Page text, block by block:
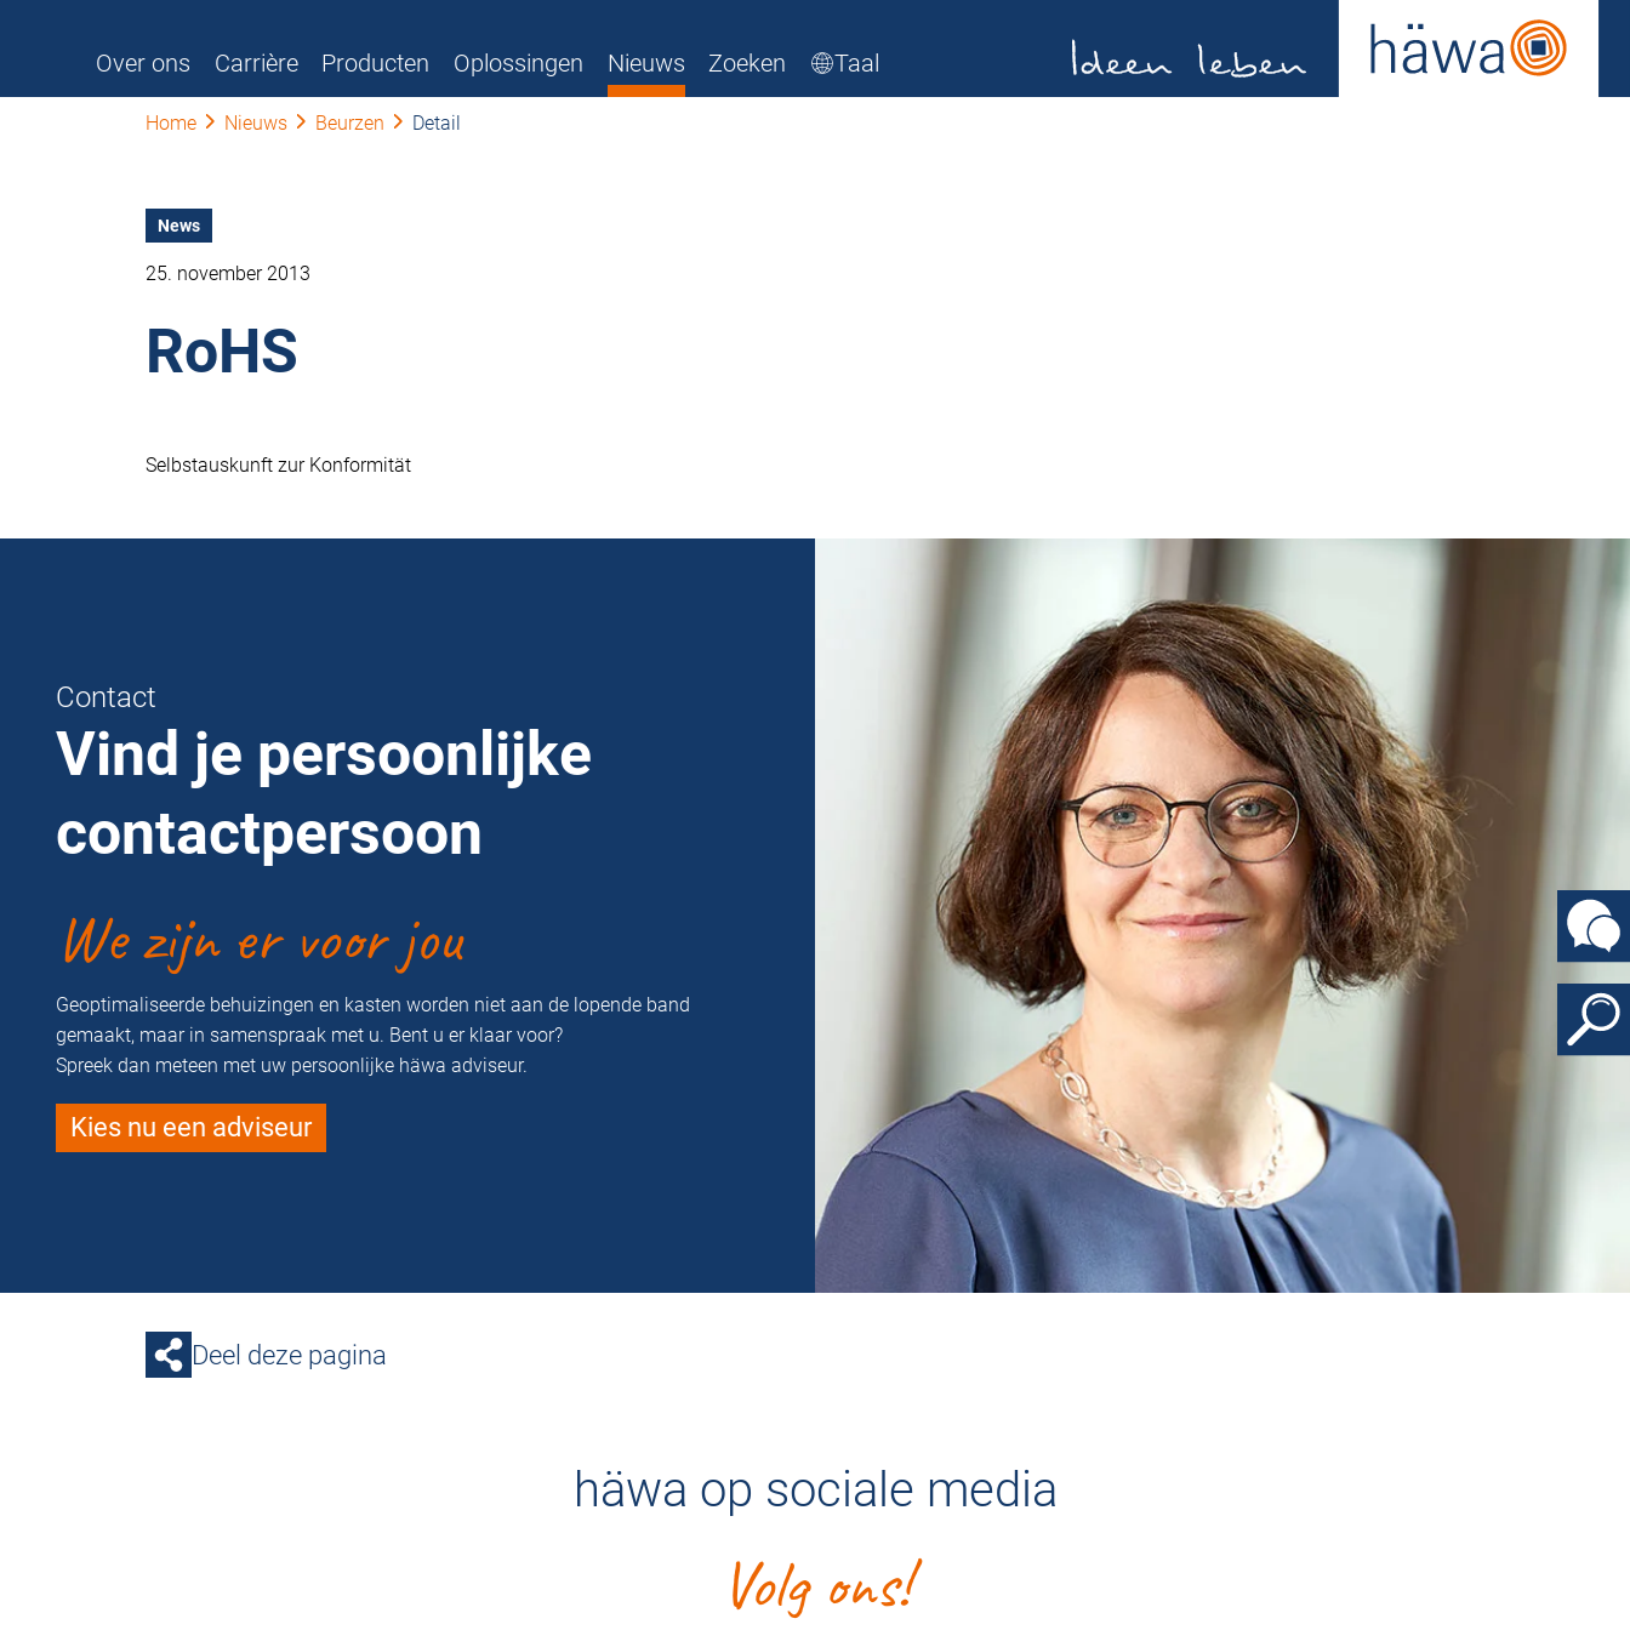
Over ons Carrière Producten Oplossingen Nieuws Zoeken Taal
Home Nieuws Beurzen Detail
News
25. november 2013
RoHS
Selbstauskunft zur Konformität
Contact
Vind je persoonlijke
contactpersoon
We zijn er voor jou
Geoptimaliseerde behuizingen en kasten worden niet aan de lopende band
gemaakt, maar in samenspraak met u. Bent u er klaar voor?
Spreek dan meteen met uw persoonlijke häwa adviseur.
Kies nu een adviseur
Deel deze pagina
häwa op sociale media
Volg ons!